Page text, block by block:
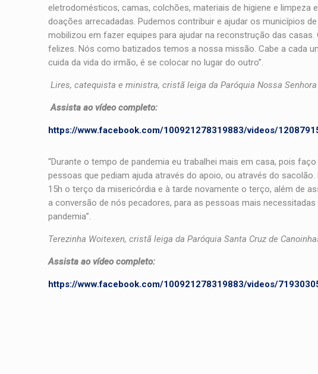
eletrodomésticos, camas, colchões, materiais de higiene e
doações arrecadadas. Pudemos contribuir e ajudar os municípios
mobilizou em fazer equipes para ajudar na reconstrução das
felizes. Nós como batizados temos a nossa missão. Cabe a cada
cuida da vida do irmão, é se colocar no lugar do outro”.
Lires, catequista e ministra, cristã leiga da Paróquia Nossa
Assista ao vídeo completo:
https://www.facebook.com/100921278319883/videos/
“Durante o tempo de pandemia eu trabalhei mais em casa, pois
pessoas que pediam ajuda através do apoio, ou através do
15h o terço da misericórdia e à tarde novamente o terço, além de
a conversão de nós pecadores, para as pessoas mais
pandemia”.
Terezinha Woitexen, cristã leiga da Paróquia Santa Cruz de
Assista ao vídeo completo:
https://www.facebook.com/100921278319883/videos/